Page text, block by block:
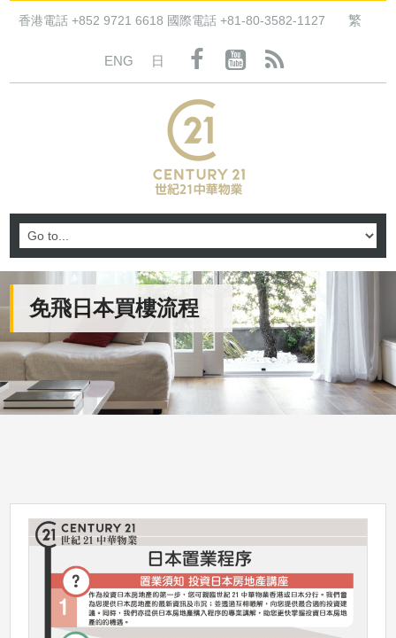
香港電話 +852 9721 6618 國際電話 +81-80-3582-1127 繁
ENG 日
免飛日本買樓流程